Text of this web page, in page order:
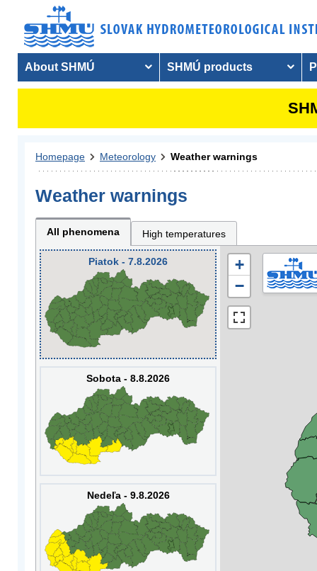
About SHMÚ SHMÚ products
Homepage Meteorology Weather warnings
Weather warnings
All phenomena High temperatures
Piatok - 7.8.2026
Sobota - 8.8.2026
Nedeľa - 9.8.2026
+
−